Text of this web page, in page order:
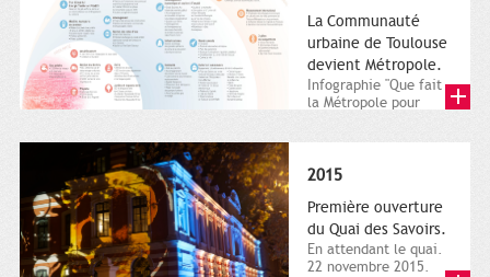
La Communauté
urbaine de Toulouse
devient Métropole.
Infographie "Que fait
la Métropole pour
2015
Première ouverture
du Quai des Savoirs.
En attendant le quai.
22 novembre 2015.